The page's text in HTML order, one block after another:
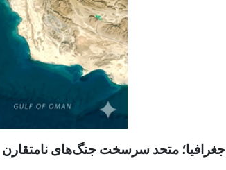
جغرافیا؛ متحد سرسخت جنگ‌های نامتقارن